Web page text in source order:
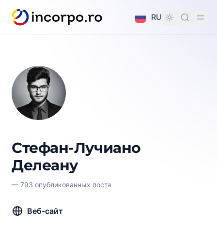
контенту
RU
Стефан-Лучиано
Делеану
— 793 опубликованных поста
Веб-сайт